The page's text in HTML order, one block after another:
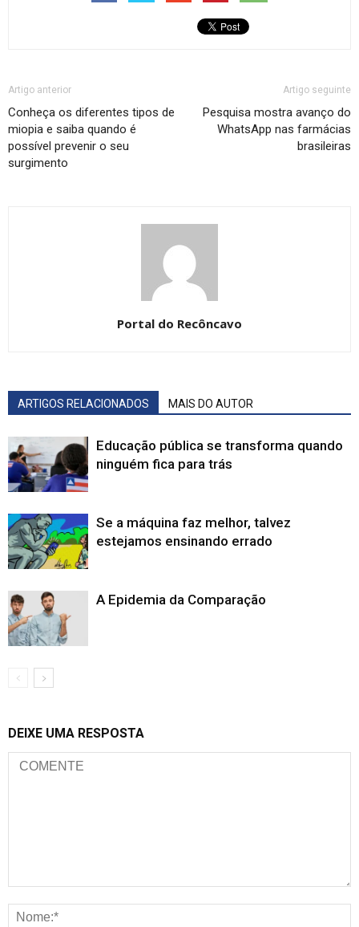
Artigo anterior
Conheça os diferentes tipos de
miopia e saiba quando é
possível prevenir o seu
surgimento
Artigo seguinte
Pesquisa mostra avanço do
WhatsApp nas farmácias
brasileiras
Portal do Recôncavo
ARTIGOS RELACIONADOS MAIS DO AUTOR
Educação pública se transforma quando
ninguém fica para trás
Se a máquina faz melhor, talvez
estejamos ensinando errado
A Epidemia da Comparação
DEIXE UMA RESPOSTA